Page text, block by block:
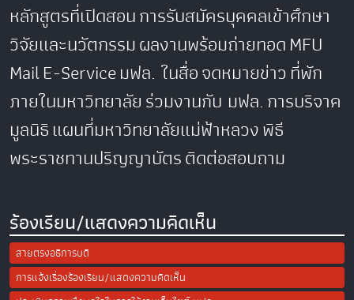
หลักสูตรที่เปิดสอนการรับสมัครบุคคลเข้าศึกษา
วิจัยและนวัตกรรมผลงานพร้อมถ่ายทอดMFU
MailE-Serviceมฟล. ในสื่อจดหมายข่าวที่พัก
ภายในมหาวิทยาลัยร่วมงานกับ มฟล.การบริจาค
มูลนิธิแผนที่มหาวิทยาลัยแม่ฟ้าหลวงพิธี
พระราชทานปริญญาบัตรติดต่อสอบถาม
ร้องเรียน/แสดงความคิดเห็น
สายตรงอธิการบดี
การแจ้งเรื่องร้องเรียน/แสดงความคิดเห็น